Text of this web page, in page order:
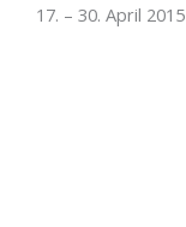
17. – 30. April 2015